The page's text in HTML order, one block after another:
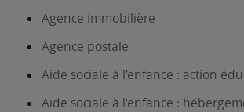
Agence immobilière
Agence postale
Aide sociale à l’enfance : action
Aide sociale à l’enfance :